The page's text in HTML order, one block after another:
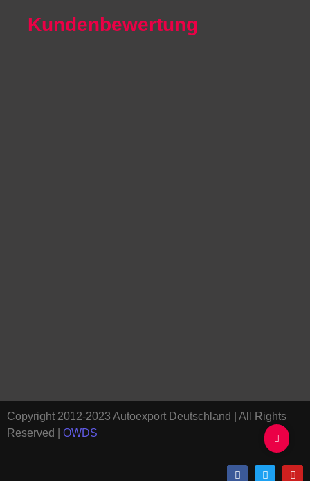
Kundenbewertung
Copyright 2012-2023 Autoexport Deutschland | All Rights
Reserved | OWDS